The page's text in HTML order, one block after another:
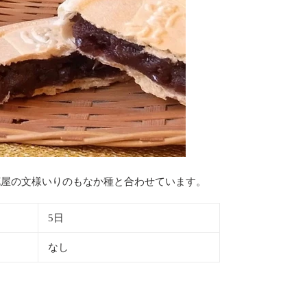
の文様いりのもなか種と合わせています。
5日
なし